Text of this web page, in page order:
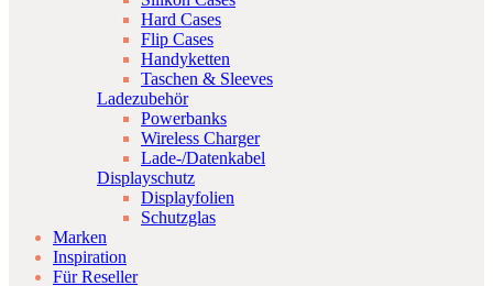
Hard Cases
Flip Cases
Handyketten
Taschen & Sleeves
Ladezubehör
Powerbanks
Wireless Charger
Lade-/Datenkabel
Displayschutz
Displayfolien
Schutzglas
Marken
Inspiration
Für Reseller